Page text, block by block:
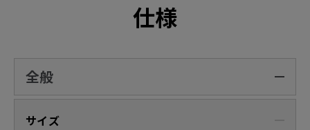
仕様
全般
サイズ